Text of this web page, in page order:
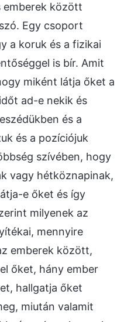
emberek között
Egy csoport
a koruk és a fizikai
is bír. Amit
miként látja őket a
ad-e nekik és
és a
és a pozíciójuk
szívében, hogy
vagy hétköznapinak,
e őket és így
milyenek az
mennyire
emberek között,
őket, hány ember
hallgatja őket
miután valamit